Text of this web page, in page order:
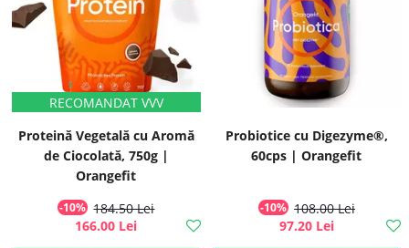
Proteină Vegetală cu Aromă
de Ciocolată, 750g |
Orangefit
-10% 184.50 Lei
166.00 Lei
Probiotice cu Digezyme®,
60cps | Orangefit
-10% 108.00 Lei
97.20 Lei